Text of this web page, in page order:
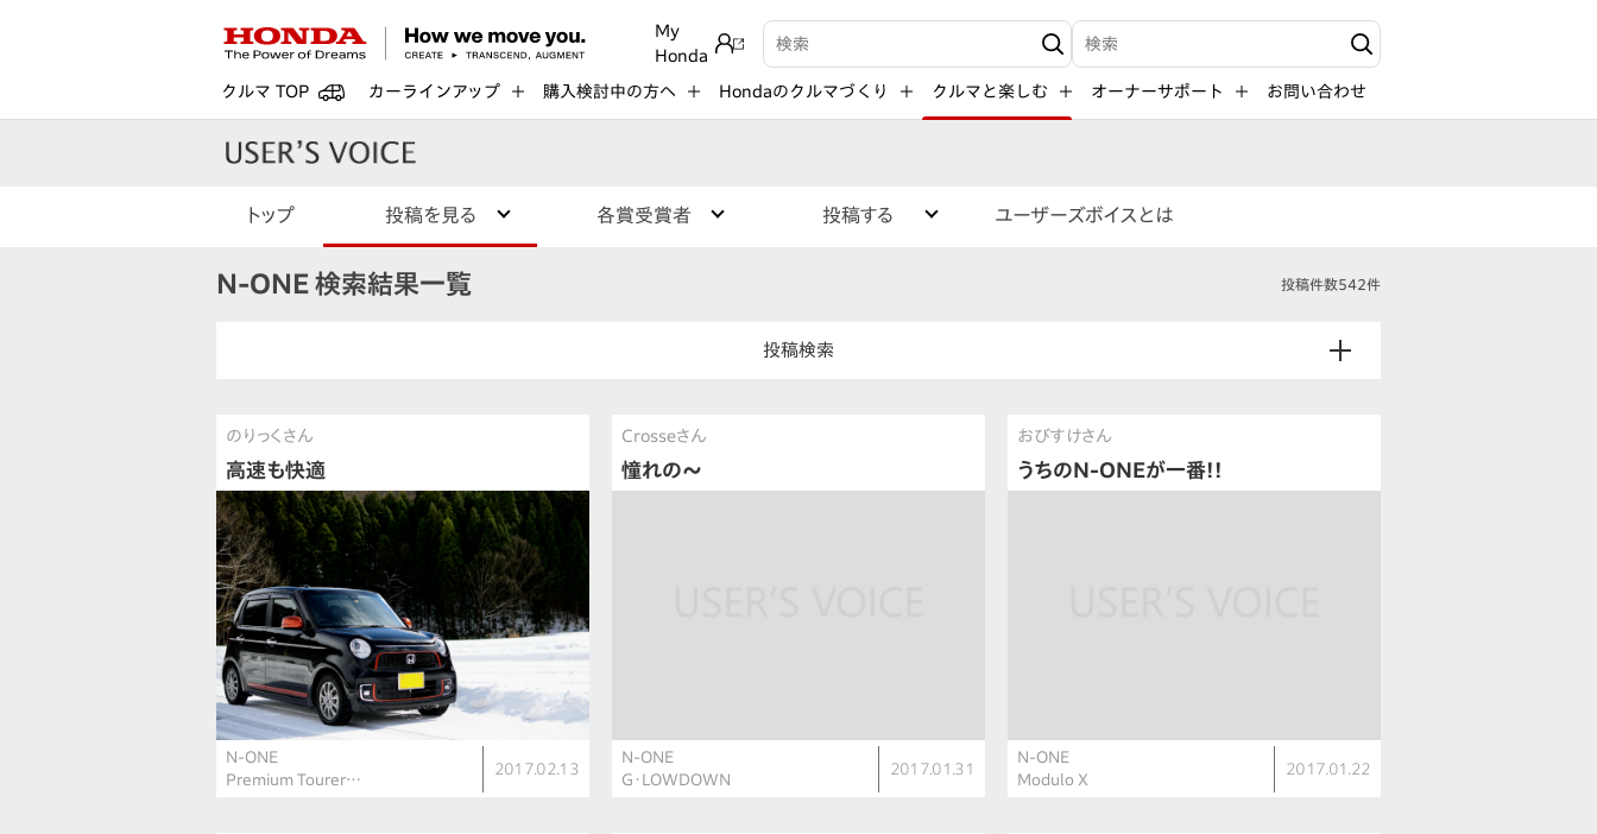
My
Honda
検索キーワード入力 検索キーワード入力
クルマ TOP カーラインアップ 購入検討中の方へ Hondaのクルマづくり クルマと楽しむ オーナーサポート お問い合わせ
トップ 投稿を見る 各賞受賞者 投稿する ユーザーズボイスとは
N-ONE 検索結果一覧 投稿件数542件
投稿検索
のりっくさん
高速も快適
N-ONE
Premium Tourer…
2017.02.13
Crosseさん
憧れの〜
N-ONE
G・LOWDOWN
2017.01.31
おびすけさん
うちのN-ONEが一番!!
N-ONE
Modulo X
2017.01.22